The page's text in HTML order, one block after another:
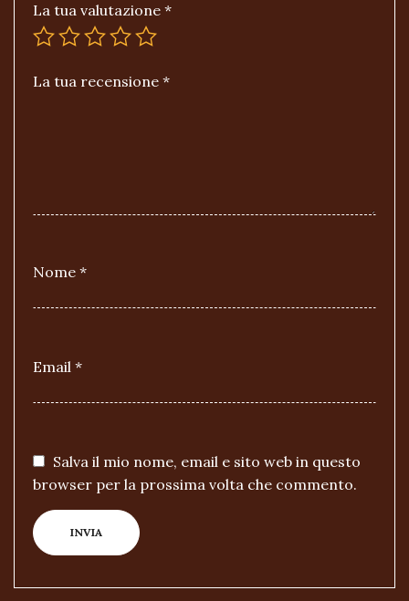
La tua valutazione *
La tua recensione *
Nome *
Email *
Salva il mio nome, email e sito web in questo
browser per la prossima volta che commento.